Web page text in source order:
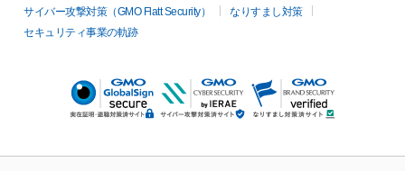
サイバー攻撃対策（GMO Flatt Security）
なりすまし対策
セキュリティ事業の軌跡